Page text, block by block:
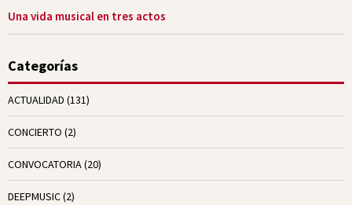
Una vida musical en tres actos
Categorías
ACTUALIDAD (131)
CONCIERTO (2)
CONVOCATORIA(20)
DEEPMUSIC(2)